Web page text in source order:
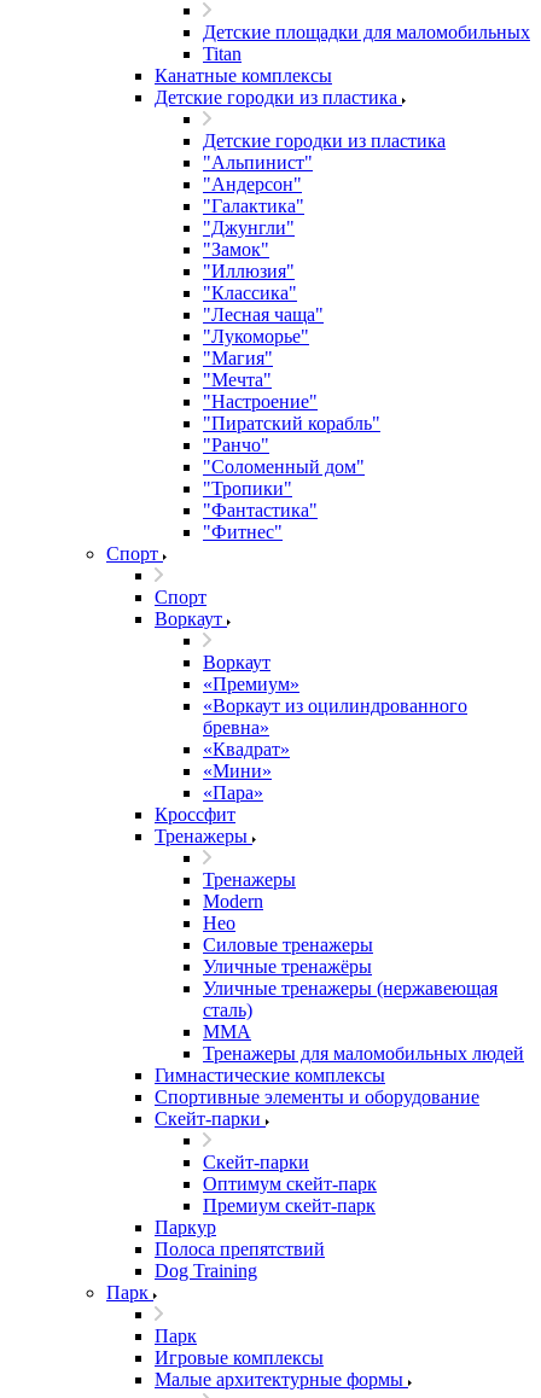
Детские площадки для маломобильных
Titan
Канатные комплексы
Детские городки из пластика
Детские городки из пластика
"Альпинист"
"Андерсон"
"Галактика"
"Джунгли"
"Замок"
"Иллюзия"
"Классика"
"Лесная чаща"
"Лукоморье"
"Магия"
"Мечта"
"Настроение"
"Пиратский корабль"
"Ранчо"
"Соломенный дом"
"Тропики"
"Фантастика"
"Фитнес"
Спорт
Спорт
Воркаут
Воркаут
«Премиум»
«Воркаут из оцилиндрованного
бревна»
«Квадрат»
«Мини»
«Пара»
Кроссфит
Тренажеры
Тренажеры
Modern
Нео
Силовые тренажеры
Уличные тренажёры
Уличные тренажеры (нержавеющая
сталь)
ММА
Тренажеры для маломобильных людей
Гимнастические комплексы
Спортивные элементы и оборудование
Скейт-парки
Скейт-парки
Оптимум скейт-парк
Премиум скейт-парк
Паркур
Полоса препятствий
Dog Training
Парк
Парк
Игровые комплексы
Малые архитектурные формы